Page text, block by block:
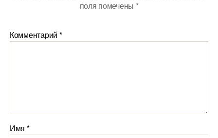
поля помечены *
Комментарий *
Имя *